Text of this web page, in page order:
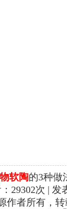
软陶的3种做
29302次 | 发
作者所有，